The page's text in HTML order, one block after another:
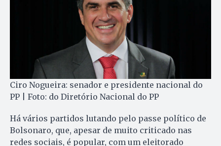
Ciro Nogueira: senador e presidente nacional do
PP | Foto: do Diretório Nacional do PP
Há vários partidos lutando pelo passe político de
Bolsonaro, que, apesar de muito criticado nas
redes sociais, é popular, com um eleitorado